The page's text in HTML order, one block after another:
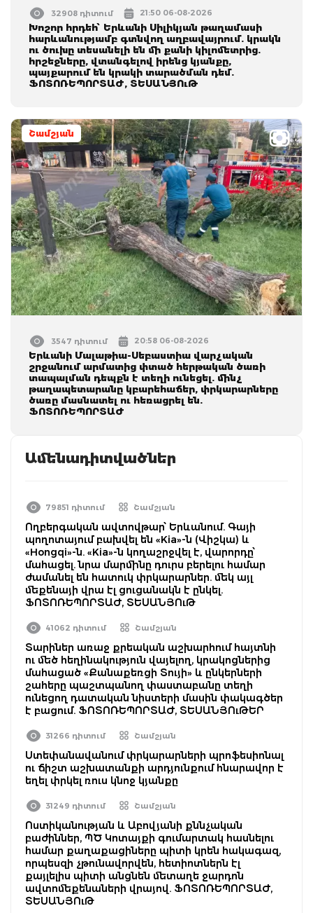
32908 դիտում 21:50 06-08-2026
Խոշոր հրդեհ՝ Երևանի Սիլիկյան թաղամասի
հարևանությամբ գտնվող աղբավայրում. կրակն
ու ծուխը տեսանելի են մի քանի կիլոմետրից.
հրշեջները, վտանգելով իրենց կյանքը,
պայքարում են կրակի տարածման դեմ.
ՖՈՏՈՌԵՊՈՐՏԱԺ, ՏԵՍԱՆՅՈւԹ
Շամշյան
3547 դիտում 20:58 06-08-2026
Երևանի Մալաթիա-Սեբաստիա վարչական
շրջանում արմատից փտած հերթական ծառի
տապալման դեպքն է տեղի ունեցել. մինչ
թաղապետարանը կբարեհաճեր, փրկարարները
ծառը մասնատել ու հեռացրել են.
ՖՈՏՈՌԵՊՈՐՏԱԺ
Ամենադիտվածներ
79851 դիտում Շամշյան
Ողբերգական ավտովթար՝ Երևանում. Գայի
պողոտայում բախվել են «Kia»-ն (Վիշկա) և
«Hongqi»-ն. «Kia»-ն կողաշրջվել է, վարորդը՝
մահացել. նրա մարմինը դուրս բերելու համար
ժամանել են հատուկ փրկարարներ. մեկ այլ
մեքենայի վրա էլ ցուցանակն է ընկել.
ՖՈՏՈՌԵՊՈՐՏԱԺ, ՏԵՍԱՆՅՈւԹ
41062 դիտում Շամշյան
Տարիներ առաջ քրեական աշխարհում հայտնի
ու մեծ հեղինակություն վայելող, կրակոցներից
մահացած «Քանաքեռցի Տույի» և ընկերների
շահերը պաշտպանող փաստաբանը տեղի
ունեցող դատական նիստերի մասին փակագծեր
է բացում. ՖՈՏՈՌԵՊՈՐՏԱԺ, ՏԵՍԱՆՅՈւԹԵՐ
31266 դիտում Շամշյան
Ստեփանավանում փրկարարների պրոֆեսիոնալ
ու ճիշտ աշխատանքի արդյունքում հնարավոր է
եղել փրկել ռուս կնոջ կյանքը
31249 դիտում Շամշյան
Ոստիկանության և Աբովյանի քննչական
բաժիններ, ՊԾ Կոտայքի գումարտակ հասնելու
համար քաղաքացիները պիտի կրեն հակագազ,
որպեսզի չթունավորվեն, հետիոտներն էլ
քայլելիս պիտի անցնեն մետաղե ջարդոն
ավտոմեքենաների վրայով. ՖՈՏՈՌԵՊՈՐՏԱԺ,
ՏԵՍԱՆՅՈւԹ